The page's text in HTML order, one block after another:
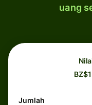
uang
Jumlah